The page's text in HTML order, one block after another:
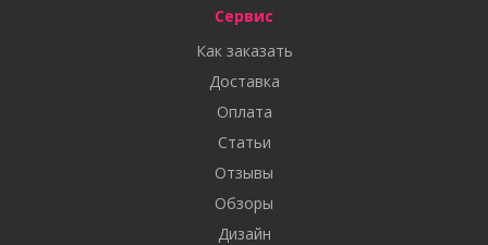
Сервис
Как заказать
Доставка
Оплата
Статьи
Отзывы
Обзоры
Дизайн